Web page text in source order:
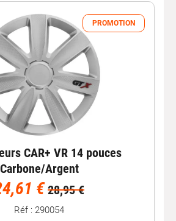
PROMOTION
CAR+ VR 14 pouces
Carbone/Argent
€ 28,95 €
Réf : 290054